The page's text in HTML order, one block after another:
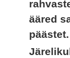
ääred